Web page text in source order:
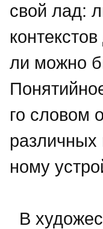
свой лад:
ли можно
го словом
различных
ному
В